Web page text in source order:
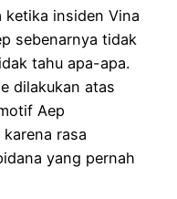
ketika insiden Vina
sebenarnya tidak
tahu apa-apa.
dilakukan atas
Aep
rasa
yang pernah